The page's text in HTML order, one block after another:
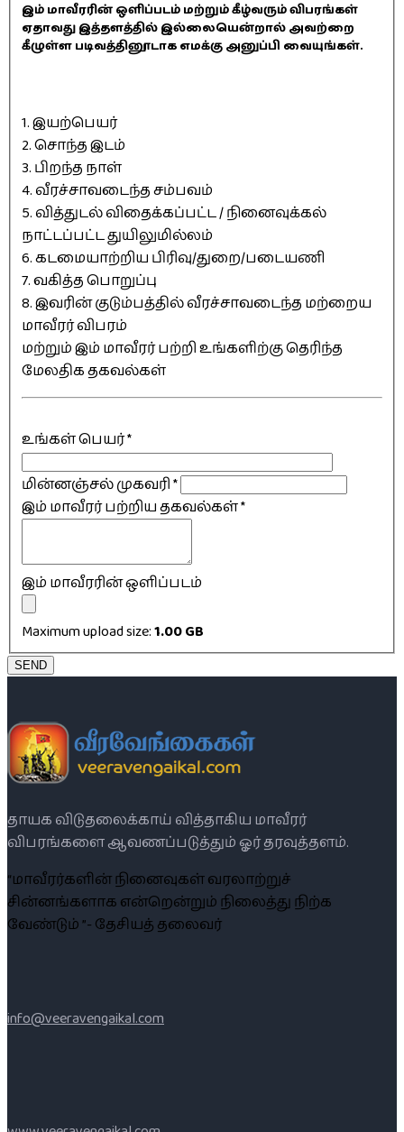
இம் மாவீரரின் ஒளிப்படம் மற்றும் கீழ்வரும் விபரங்கள்
ஏதாவது இத்தளத்தில் இல்லையென்றால் அவற்றை
கீழுள்ள படிவத்தினூடாக எமக்கு அனுப்பி வையுங்கள்.
1. இயற்பெயர்
2. சொந்த இடம்
3. பிறந்த நாள்
4. வீரச்சாவடைந்த சம்பவம்
5. வித்துடல் விதைக்கப்பட்ட / நினைவுக்கல்
நாட்டப்பட்ட துயிலுமில்லம்
6. கடமையாற்றிய பிரிவு/துறை/படையணி
7. வகித்த பொறுப்பு
8. இவரின் குடும்பத்தில் வீரச்சாவடைந்த மற்றைய
மாவீரர் விபரம்
மற்றும் இம் மாவீரர் பற்றி உங்களிற்கு தெரிந்த
மேலதிக தகவல்கள்
உங்கள் பெயர்*
மின்னஞ்சல் முகவரி*
இம் மாவீரர் பற்றிய தகவல்கள்*
இம் மாவீரரின் ஒளிப்படம்
Maximum upload size:1.00 GB
SEND
தாயக விடுதலைக்காய் வித்தாகிய மாவீரர்
விபரங்களை ஆவணப்படுத்தும் ஓர் தரவுத்தளம்.
“மாவீரர்களின் நினைவுகள் வரலாற்றுச்
சின்னங்களாக என்றென்றும் நிலைத்து நிற்க
வேண்டும் ”- தேசியத் தலைவர்
info@veeravengaikal.com